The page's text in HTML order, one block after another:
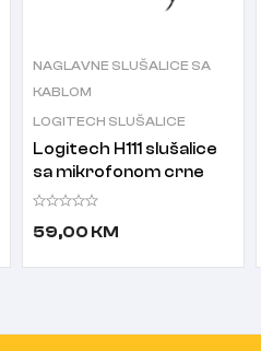
NAGLAVNE SLUŠALICE SA
KABLOM
LOGITECH SLUŠALICE
Logitech H111 slušalice
sa mikrofonom crne
59,00 KM